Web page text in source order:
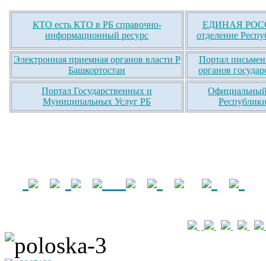
КТО есть КТО в РБ справочно-
информационный ресурс
ЕДИНАЯ
отделение
Электронная приемная органов власти Р
Башкортостан
Портал
органов
Портал Государственных и
Муниципальных Услуг РБ
Официальный